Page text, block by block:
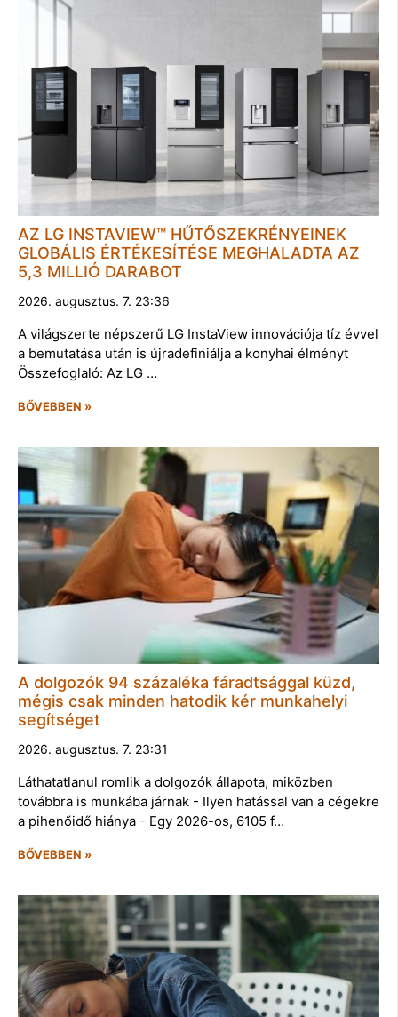
AZ LG INSTAVIEW™ HŰTŐSZEKRÉNYEINEK
GLOBÁLIS ÉRTÉKESÍTÉSE MEGHALADTA AZ
5,3 MILLIÓ DARABOT
2026. augusztus. 7. 23:36
A világszerte népszerű LG InstaView innovációja tíz évvel
a bemutatása után is újradefiniálja a konyhai élményt
Összefoglaló: Az LG …
BŐVEBBEN »
A dolgozók 94 százaléka fáradtsággal küzd,
mégis csak minden hatodik kér munkahelyi
segítséget
2026. augusztus. 7. 23:31
Láthatatlanul romlik a dolgozók állapota, miközben
továbbra is munkába járnak - Ilyen hatással van a cégekre
a pihenőidő hiánya - Egy 2026-os, 6105 f…
BŐVEBBEN »